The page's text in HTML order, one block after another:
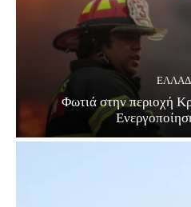
Φωτιά στην περιοχή